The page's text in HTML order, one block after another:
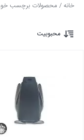
خانه/ محصولات برچسب
محبوبیت